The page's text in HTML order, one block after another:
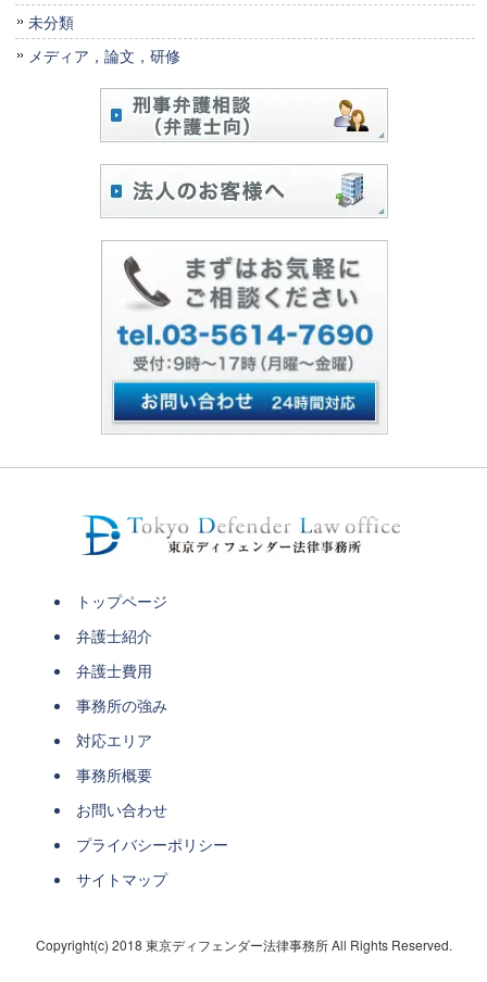
未分類
メディア，論文，研修
トップページ
弁護士紹介
弁護士費用
事務所の強み
対応エリア
事務所概要
お問い合わせ
プライバシーポリシー
サイトマップ
Copyright(c) 2018 東京ディフェンダー法律事務所 All Rights Reserved.